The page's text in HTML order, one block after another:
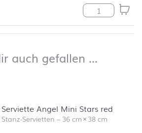
Wild Poppies
auch gefallen …
und zum Filter springen
Serviette Angel Mini Stars red
Stanz-Servietten –36 cm×38 cm